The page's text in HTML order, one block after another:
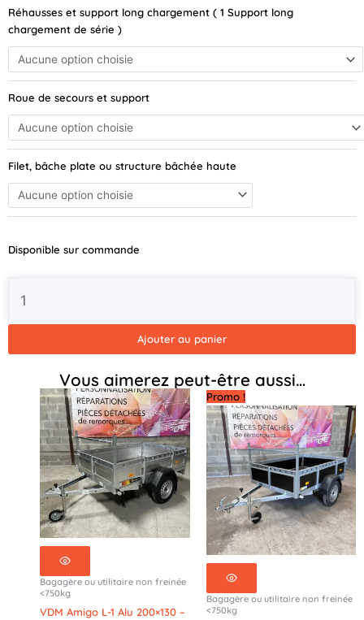
Réhausses et support long chargement ( 1 Support long
chargement de série )
Roue de secours et support
Filet, bâche plate ou structure bâchée haute
Disponible sur commande
de
VDM
Plateau
H-
Alu
260x150
-
Ajouter au panier
Vous aimerez peut-être aussi…
Bagagère ou utilitaire non freinée
<750kg
VDM Amigo L-1 Alu 200×130 –
Promo !
Bagagère ou utilitaire non freinée
<750kg